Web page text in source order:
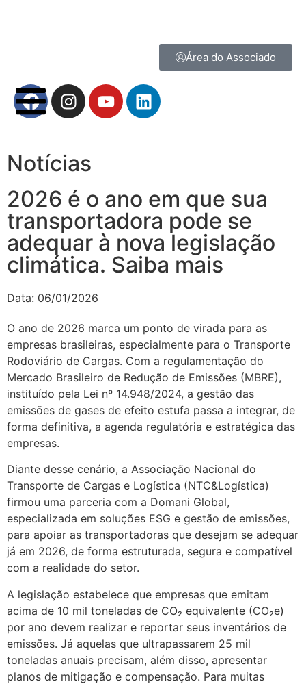
Área do Associado
Notícias
2026 é o ano em que sua
transportadora pode se
adequar à nova legislação
climática. Saiba mais
Data: 06/01/2026
O ano de 2026 marca um ponto de virada para as
empresas brasileiras, especialmente para o Transporte
Rodoviário de Cargas. Com a regulamentação do
Mercado Brasileiro de Redução de Emissões (MBRE),
instituído pela Lei nº 14.948/2024, a gestão das
emissões de gases de efeito estufa passa a integrar, de
forma definitiva, a agenda regulatória e estratégica das
empresas.
Diante desse cenário, a Associação Nacional do
Transporte de Cargas e Logística (NTC&Logística)
firmou uma parceria com a Domani Global,
especializada em soluções ESG e gestão de emissões,
para apoiar as transportadoras que desejam se adequar
já em 2026, de forma estruturada, segura e compatível
com a realidade do setor.
A legislação estabelece que empresas que emitam
acima de 10 mil toneladas de CO₂ equivalente (CO₂e)
por ano devem realizar e reportar seus inventários de
emissões. Já aquelas que ultrapassarem 25 mil
toneladas anuais precisam, além disso, apresentar
planos de mitigação e compensação. Para muitas